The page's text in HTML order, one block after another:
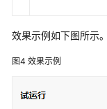
效果示例如下图所示。
图4 效果示例